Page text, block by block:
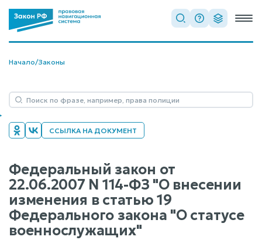
Начало/Законы
ССЫЛКА НА ДОКУМЕНТ
Федеральный закон от
22.06.2007 N 114-ФЗ "О внесении
изменения в статью 19
Федерального закона "О статусе
военнослужащих"